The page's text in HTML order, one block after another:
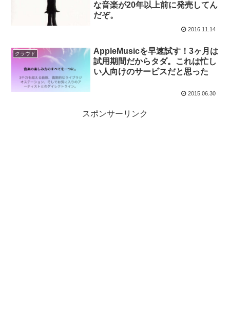
な音楽が20年以上前に発売してん
だぞ。
2016.11.14
クラウド
AppleMusicを早速試す！3ヶ月は
試用期間だからタダ。これは忙し
い人向けのサービスだと思った
2015.06.30
スポンサーリンク